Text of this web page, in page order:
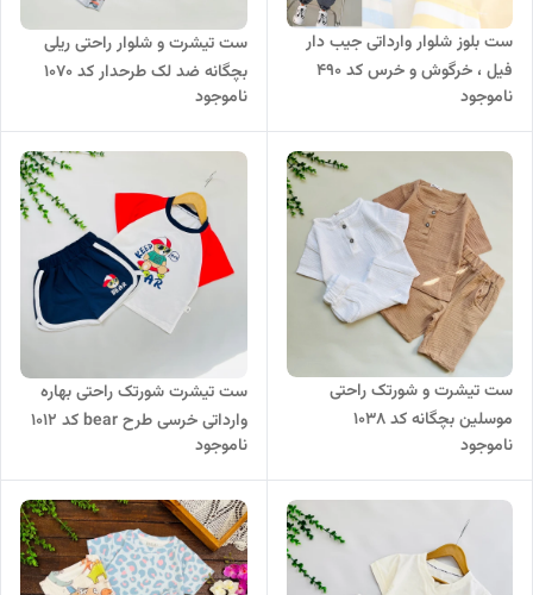
ست بلوز شلوار وارداتی جیب دار
فیل ، خرگوش و خرس کد 490
ناموجود
ست تیشرت و شلوار راحتی ریلی
بچگانه ضد لک طرحدار کد 1070
ناموجود
ست تیشرت و شورتک راحتی
موسلین بچگانه کد 1038
ناموجود
ست تیشرت شورتک راحتی بهاره
وارداتی خرسی طرح bear کد 1012
ناموجود